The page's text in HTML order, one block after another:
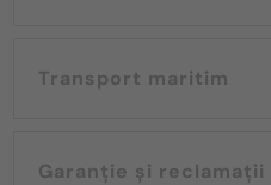
Transport maritim
Garanție și reclamații